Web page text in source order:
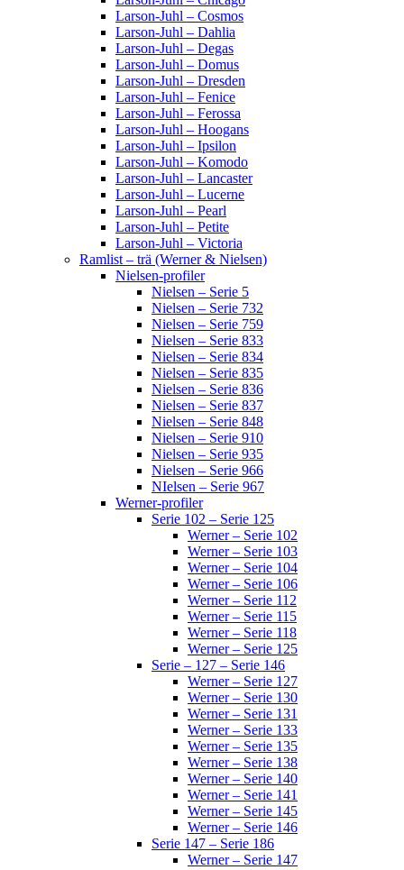
Larson-Juhl – Cosmos
Larson-Juhl – Dahlia
Larson-Juhl – Degas
Larson-Juhl – Domus
Larson-Juhl – Dresden
Larson-Juhl – Fenice
Larson-Juhl – Ferossa
Larson-Juhl – Hoogans
Larson-Juhl – Ipsilon
Larson-Juhl – Komodo
Larson-Juhl – Lancaster
Larson-Juhl – Lucerne
Larson-Juhl – Pearl
Larson-Juhl – Petite
Larson-Juhl – Victoria
Ramlist – trä (Werner & Nielsen)
Nielsen-profiler
Nielsen – Serie 5
Nielsen – Serie 732
Nielsen – Serie 759
Nielsen – Serie 833
Nielsen – Serie 834
Nielsen – Serie 835
Nielsen – Serie 836
Nielsen – Serie 837
Nielsen – Serie 848
Nielsen – Serie 910
Nielsen – Serie 935
Nielsen – Serie 966
NIelsen – Serie 967
Werner-profiler
Serie 102 – Serie 125
Werner – Serie 102
Werner – Serie 103
Werner – Serie 104
Werner – Serie 106
Werner – Serie 112
Werner – Serie 115
Werner – Serie 118
Werner – Serie 125
Serie – 127 – Serie 146
Werner – Serie 127
Werner – Serie 130
Werner – Serie 131
Werner – Serie 133
Werner – Serie 135
Werner – Serie 138
Werner – Serie 140
Werner – Serie 141
Werner – Serie 145
Werner – Serie 146
Serie 147 – Serie 186
Werner – Serie 147